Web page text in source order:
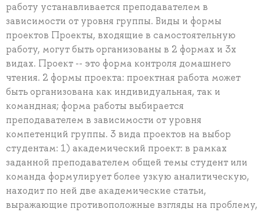
работу устанавливается преподавателем в
зависимости от уровня группы. Виды и формы
проектов Проекты, входящие в самостоятельную
работу, могут быть организованы в 2 формах и 3х
видах. Проект -- это форма контроля домашнего
чтения. 2 формы проекта: проектная работа может
быть организована как индивидуальная, так и
командная; форма работы выбирается
преподавателем в зависимости от уровня
компетенций группы. 3 вида проектов на выбор
студентам: 1) академический проект: в рамках
заданной преподавателем общей темы студент или
команда формулирует более узкую аналитическую,
находит по ней две академические статьи,
выражающие противоположные взгляды на проблему,